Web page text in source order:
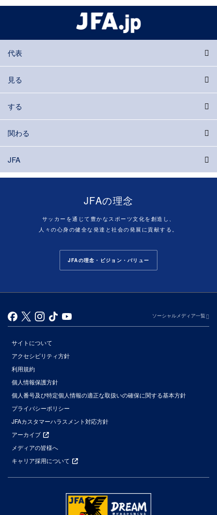
代表
見る
する
関わる
JFA
JFAの理念
サッカーを通じて豊かなスポーツ文化を創造し、
人々の心身の健全な発達と社会の発展に貢献する。
JFAの理念・ビジョン・バリュー
ソーシャルメディア一覧
サイトについて
アクセシビリティ方針
利用規約
個人情報保護方針
個人番号及び特定個人情報の適正な取扱いの確保に関する基本方針
プライバシーポリシー
JFAカスタマーハラスメント対応方針
アーカイブ
メディアの皆様へ
キャリア採用について